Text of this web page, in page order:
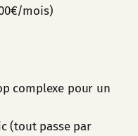
mois)
complexe pour un
(tout passe par